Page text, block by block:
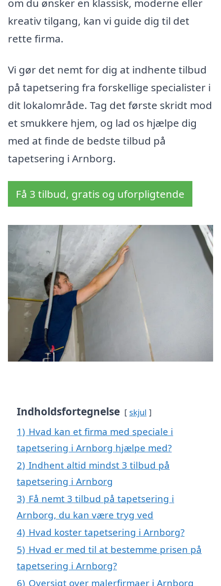
om du ønsker en klassisk, moderne eller
kreativ tilgang, kan vi guide dig til det
rette firma.
Vi gør det nemt for dig at indhente tilbud
på tapetsering fra forskellige specialister i
dit lokalområde. Tag det første skridt mod
et smukkere hjem, og lad os hjælpe dig
med at finde de bedste tilbud på
tapetsering i Arnborg.
Få 3 tilbud, gratis og uforpligtende
Indholdsfortegnelse skjul
1) Hvad kan et firma med speciale i
tapetsering i Arnborg hjælpe med?
2) Indhent altid mindst 3 tilbud på
tapetsering i Arnborg
3) Få nemt 3 tilbud på tapetsering i
Arnborg, du kan være tryg ved
4) Hvad koster tapetsering i Arnborg?
5) Hvad er med til at bestemme prisen på
tapetsering i Arnborg?
6) Oversigt over malerfirmaer i Arnborg